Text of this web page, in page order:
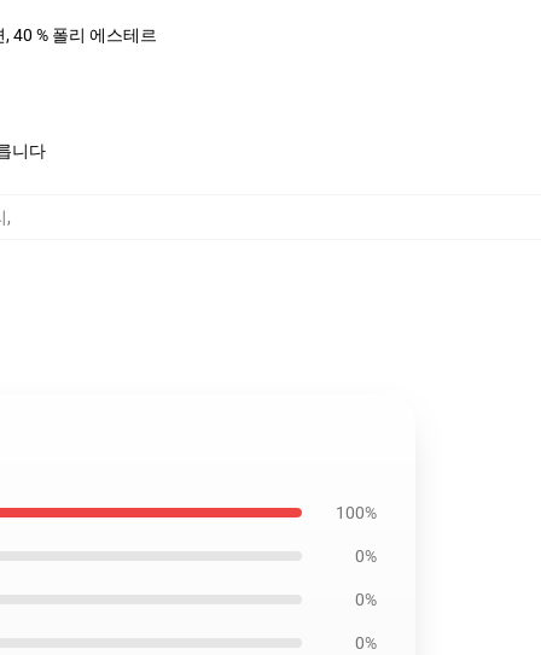
40 % 폴리 에스테르
니다
,
100%
0%
0%
0%